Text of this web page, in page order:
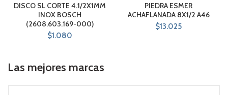
DISCO SL CORTE 4.1/2X1MM
INOX BOSCH
(2608.603.169-000)
$1.080
PIEDRA ESMER
ACHAFLANADA 8X1/2 A46
$13.025
Las mejores marcas